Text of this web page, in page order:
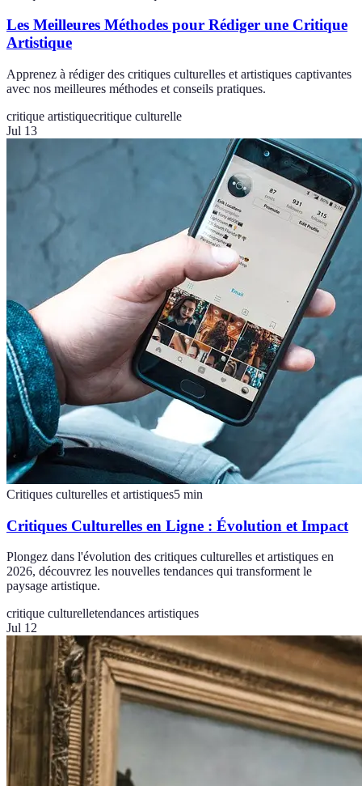
Les Meilleures Méthodes pour Rédiger une Critique
Artistique
Apprenez à rédiger des critiques culturelles et artistiques captivantes
avec nos meilleures méthodes et conseils pratiques.
critique artistiquecritique culturelle
Jul 13
Critiques culturelles et artistiques5 min
Critiques Culturelles en Ligne : Évolution et Impact
Plongez dans l'évolution des critiques culturelles et artistiques en
2026, découvrez les nouvelles tendances qui transforment le
paysage artistique.
critique culturelletendances artistiques
Jul 12